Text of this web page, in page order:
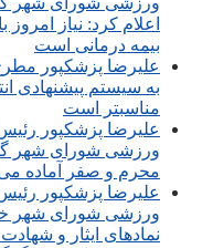
اعلام کرد: نیاز
بیمه درمانی است
علیرضا پزشکپور
به سیستم پیشنهادی
مناسبتر است
علیرضا پزشکپور
ورزشی شورای شهر
محرم و صفر آماده
علیرضا پزشکپور
ورزشی شورای شهر
نمادهای ایثار و